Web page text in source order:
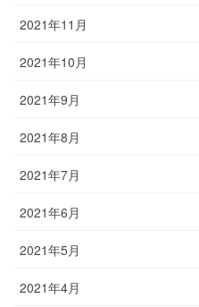
2021年11月
2021年10月
2021年9月
2021年8月
2021年7月
2021年6月
2021年5月
2021年4月